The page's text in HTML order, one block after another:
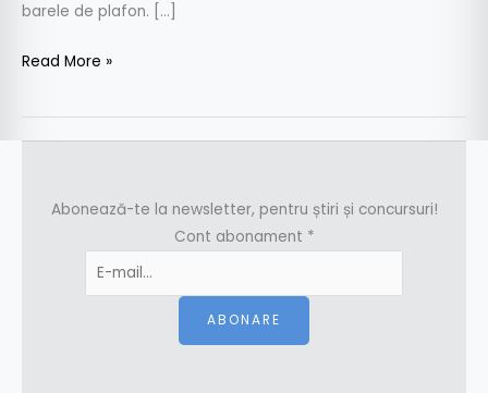
barele de plafon. […]
Read More »
Abonează-te la newsletter, pentru știri și concursuri!
Cont abonament *
ABONARE